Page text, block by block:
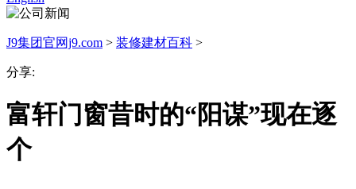
J9集团官网j9.com > 装修建材百科 >
分享:
富轩门窗昔时的“阳谋”现在逐
个